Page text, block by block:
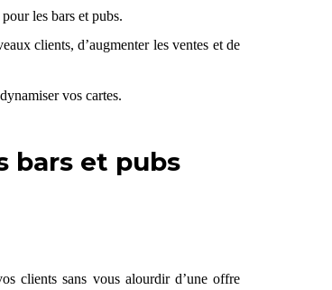
les bars et pubs.
clients, d’augmenter les ventes et de
vos cartes.
bars et pubs
clients sans vous alourdir d’une offre